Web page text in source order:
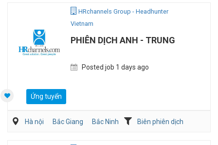
HRchannels Group - Headhunter
Vietnam
PHIÊN DỊCH ANH - TRUNG
Posted job 1 days ago
Ứng tuyển
Hà nội Bắc Giang Bắc Ninh
Biên phiên dịch